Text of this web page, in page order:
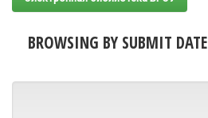
BROWSING BY SUBMIT DATE